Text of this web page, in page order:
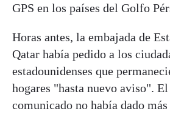
GPS en los países del Golfo
Horas antes, la embajada de
Qatar había pedido a los
estadounidenses que
hogares "hasta nuevo aviso".
comunicado no había dado